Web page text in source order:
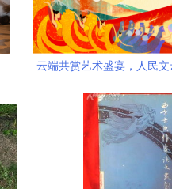
云端共赏艺术盛宴，人民
上启幕